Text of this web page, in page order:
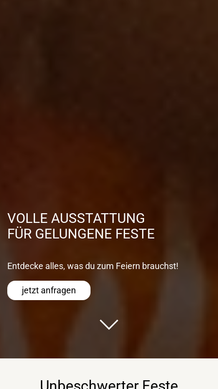
VOLLE AUSSTATTUNG
FÜR GELUNGENE FESTE
Entdecke alles, was du zum Feiern brauchst!
jetzt anfragen